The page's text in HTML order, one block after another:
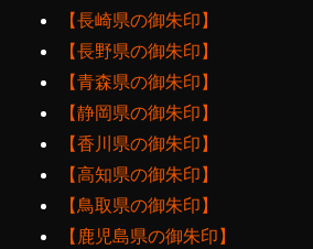
【長崎県の御朱印】
【長野県の御朱印】
【青森県の御朱印】
【静岡県の御朱印】
【香川県の御朱印】
【高知県の御朱印】
【鳥取県の御朱印】
【鹿児島県の御朱印】